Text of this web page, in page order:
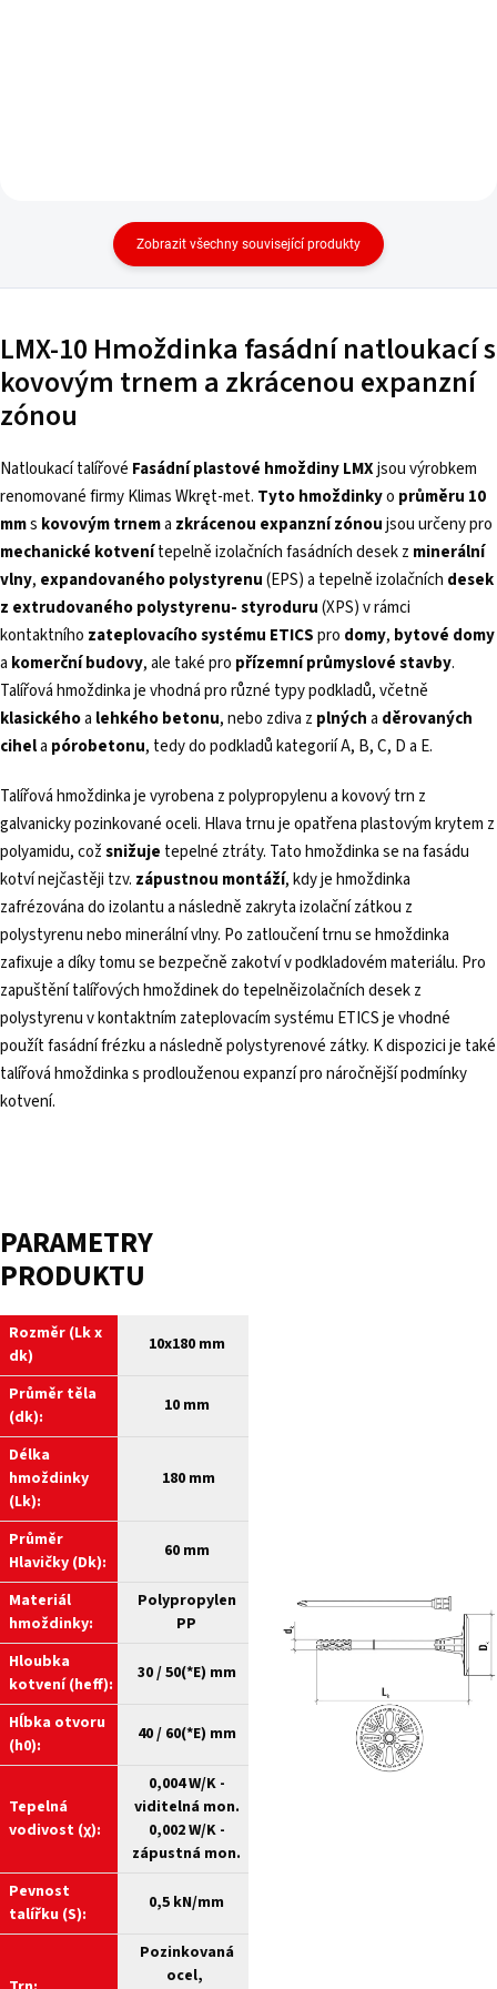
Zobrazit všechny související produkty
LMX-10 Hmoždinka fasádní natloukací s
kovovým trnem a zkrácenou expanzní
zónou
Natloukací talířové Fasádní plastové hmoždiny LMXjsou výrobkem
renomované firmy Klimas Wkręt-met. Tyto hmoždinkyo průměru 10
mms kovovým trnema zkrácenou expanzní zónoujsou určeny pro
mechanické kotvenítepelně izolačních fasádních desek z minerální
vlny, expandovaného polystyrenu(EPS) a tepelně izolačních desek
z extrudovaného polystyrenu- styroduru(XPS) v rámci
kontaktního zateplovacího systému ETICSpro domy, bytové domy
a komerční budovy, ale také pro přízemní průmyslové stavby.
Talířová hmoždinka je vhodná pro různé typy podkladů, včetně
klasickéhoa lehkého betonu, nebo zdiva z plnýcha děrovaných
cihela pórobetonu, tedy do podkladů kategorií A, B, C, D a E.
Talířová hmoždinka je vyrobena z polypropylenu a kovový trn z
galvanicky pozinkované oceli. Hlava trnu je opatřena plastovým krytem z
polyamidu, cožsnižuje tepelné ztráty. Tato hmoždinka se na fasádu
kotví nejčastěji tzv. zápustnou montáží, kdy je hmoždinka
zafrézována do izolantu a následně zakryta izolační zátkou z
polystyrenu nebo minerální vlny. Po zatloučení trnu se hmoždinka
zafixuje a díky tomu se bezpečně zakotví v podkladovém materiálu. Pro
zapuštění talířových hmoždinek do tepelněizolačních desek z
polystyrenu v kontaktním zateplovacím systému ETICS je vhodné
použít fasádní frézku a následně polystyrenové zátky. K dispozici je také
talířová hmoždinka s prodlouženou expanzí pro náročnější podmínky
kotvení.
PARAMETRY
PRODUKTU
Rozměr (Lk x
dk)
10x180 mm
Průměr těla
(dk):
10 mm
Délka
hmoždinky
(Lk):
180 mm
Průměr
Hlavičky (Dk):
60 mm
Materiál
hmoždinky:
Polypropylen
PP
Hloubka
kotvení (heff):
30 / 50(*E) mm
Hĺbka otvoru
(h0):
40 / 60(*E) mm
Tepelná
vodivost (χ):
0,004 W/K -
viditelná mon.
0,002 W/K -
zápustná mon.
Pevnost
talířku (S):
0,5 kN/mm
Pozinkovaná
ocel,